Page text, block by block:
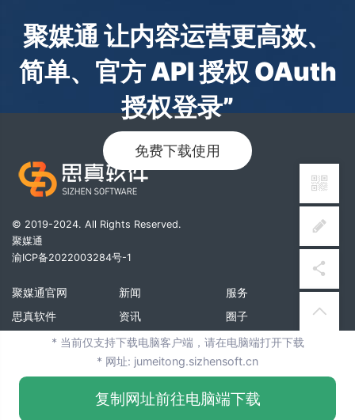
* 当前仅支持下载电脑客户端，请在电脑端打开下载
* 网址: jumeitong.sizhensoft.cn
复制网址前往电脑端下载
聚媒通 让内容运营更高效、
简单、官方 API 授权 OAuth
授权登录”
免费下载使用
© 2019-2024. All Rights Reserved.
聚媒通
渝ICP备2022003284号-1
聚媒通官网
思真软件
新闻
资讯
推荐
博客
服务
圈子